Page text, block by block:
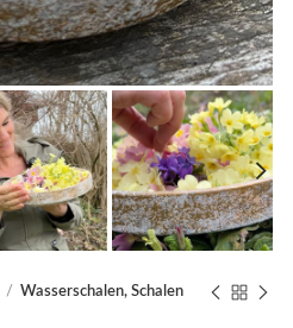
Wasserschalen, Schalen